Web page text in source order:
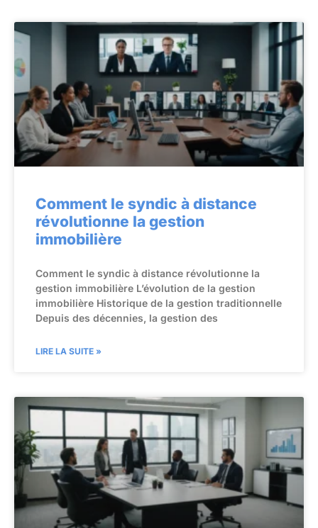
Comment le syndic à distance
révolutionne la gestion
immobilière
Comment le syndic à distance révolutionne la
gestion immobilière L’évolution de la gestion
immobilière Historique de la gestion traditionnelle
Depuis des décennies, la gestion des
LIRE LA SUITE »